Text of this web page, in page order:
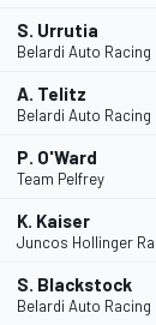
S. Urrutia
Belardi Auto Racing
A. Telitz
Belardi Auto Racing
P. O'Ward
Team Pelfrey
K. Kaiser
Juncos Hollinger
S. Blackstock
Belardi Auto Racing